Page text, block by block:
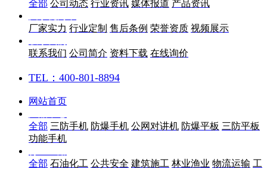
全部 公司动态 行业资讯 媒体报道 产品资讯
厂家实力 行业定制 售后条例 荣誉资质 视频展示
联系我们 公司简介 资料下载 在线询价
TEL：400-801-8894
网站首页
全部 三防手机 防爆手机 公网对讲机 防爆平板 三防平板
功能手机
全部 石油化工 公共安全 建筑施工 林业渔业 物流运输 工